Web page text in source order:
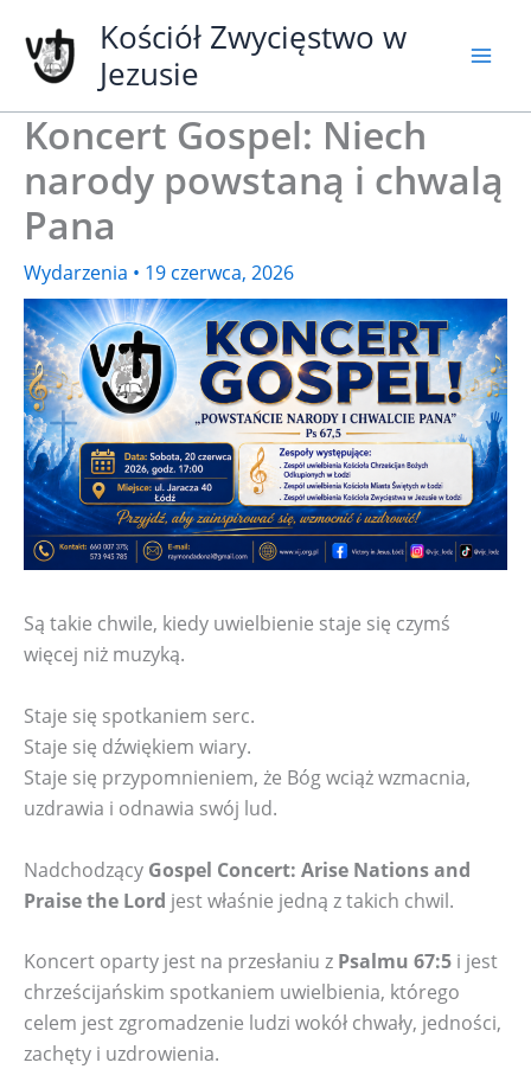
treści
Kościół Zwycięstwo w
Jezusie
Koncert Gospel: Niech
narody powstaną i chwalą
Pana
Wydarzenia • 19 czerwca, 2026
Są takie chwile, kiedy uwielbienie staje się czymś
więcej niż muzyką.
Staje się spotkaniem serc.
Staje się dźwiękiem wiary.
Staje się przypomnieniem, że Bóg wciąż wzmacnia,
uzdrawia i odnawia swój lud.
Nadchodzący Gospel Concert: Arise Nations and
Praise the Lord jest właśnie jedną z takich chwil.
Koncert oparty jest na przesłaniu z Psalmu 67:5 i jest
chrześcijańskim spotkaniem uwielbienia, którego
celem jest zgromadzenie ludzi wokół chwały, jedności,
zachęty i uzdrowienia.